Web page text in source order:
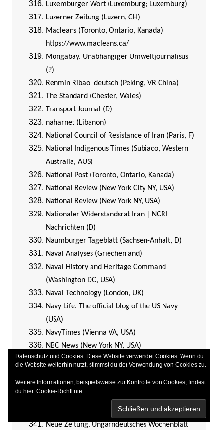
Luxemburger Wort (Luxemburg; Luxemburg)
Luzerner Zeitung (Luzern, CH)
Macleans (Toronto, Ontario, Kanada)
https://www.macleans.ca/
Mongabay. Unabhängiger Umweltjournalisus
(?)
Renmin Ribao, deutsch (Peking, VR China)
The Standard (Chester, Wales)
Transport Journal (D)
naharnet (Libanon)
National Council of Resistance of Iran (Paris, F)
National Indigenous Times (Subiaco, Western
Australia, AUS)
National Post (Toronto, Ontario, Kanada)
National Review (New York City NY, USA)
National Review (New York NY, USA)
Nationaler Widerstandsrat Iran | NCRI
Nachrichten (D)
Naumburger Tageblatt (Sachsen-Anhalt, D)
Naval Analyses (Griechenland)
Naval History and Heritage Command
(Washington DC, USA)
Naval Technology (London, UK)
Navy Life. The official blog of the US Navy
(USA)
NavyTimes (Vienna VA, USA)
NBC News (New York NY, USA)
Neue Luzerner Zeitung (Luzern, CH)
Neue Passauer Presse (Passau, Bayern, D)
Neue Westfälische (Bielefeld, Niedersachsen,
Neue Zeitung. Ungarndeutsches Wochenblatt
Datenschutz und Cookies: Diese Website verwendet Cookies. Wenn du
die Website weiterhin nutzt, stimmst du der Verwendung von Cookies zu.
Weitere Informationen, beispielsweise zur Kontrolle von Cookies, findest
du hier: Cookie-Richtlinie